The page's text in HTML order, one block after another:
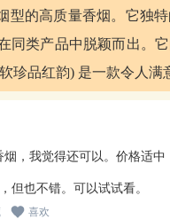
型的高质量香烟。它独
同类产品中脱颖而出。
珍品红韵) 是一款令人满
，我觉得还可以。价格适
但也不错。可以试试看。
喜欢